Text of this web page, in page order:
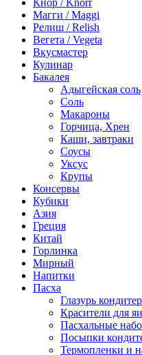
Магги / Maggi
Релиш / Relish
Вегета / Vegeta
Вкусмастер
Кулинар
Бакалея
Адыгейская соль
Соль
Макароны
Горчица, Хрен
Каши, завтраки
Соусы
Уксус
Крупы
Консервы
Кубики
Азия
Греция
Китай
Горлинка
Мирный
Напитки
Пасха
Глазурь
Красители для
Пасхальные
Посыпки
Термопленки и